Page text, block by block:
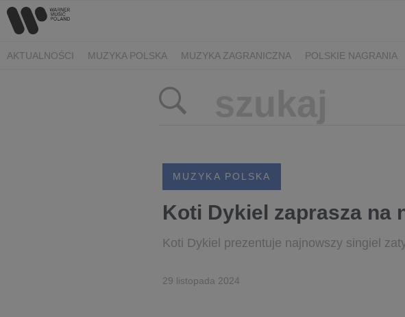
AKTUALNOŚCI MUZYKA POLSKA MUZYKA ZAGRANICZNA POLSKIE NAGRANIA
MUZYKA POLSKA
Koti Dykiel zaprasza na
Koti Dykiel prezentuje najnowszy singiel
29 listopada 2024